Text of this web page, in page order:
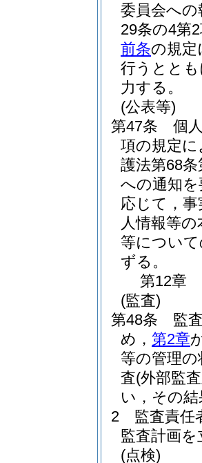
委員会への
29条の4第
前条の規定
行うとと
力する。
(公表等)
第47条
個
項の規定
護法第68
への通知
応じて，
人情報等
等につい
ずる。
第12章
(監査)
第48条
監
め， 第2章
等の管理
査(外部監
い，その
2
監査責任
監査計画
(点検)